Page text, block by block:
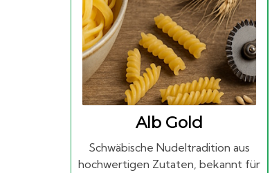
Alb Gold
Schwäbische Nudeltradition aus
hochwertigen Zutaten, bekannt für